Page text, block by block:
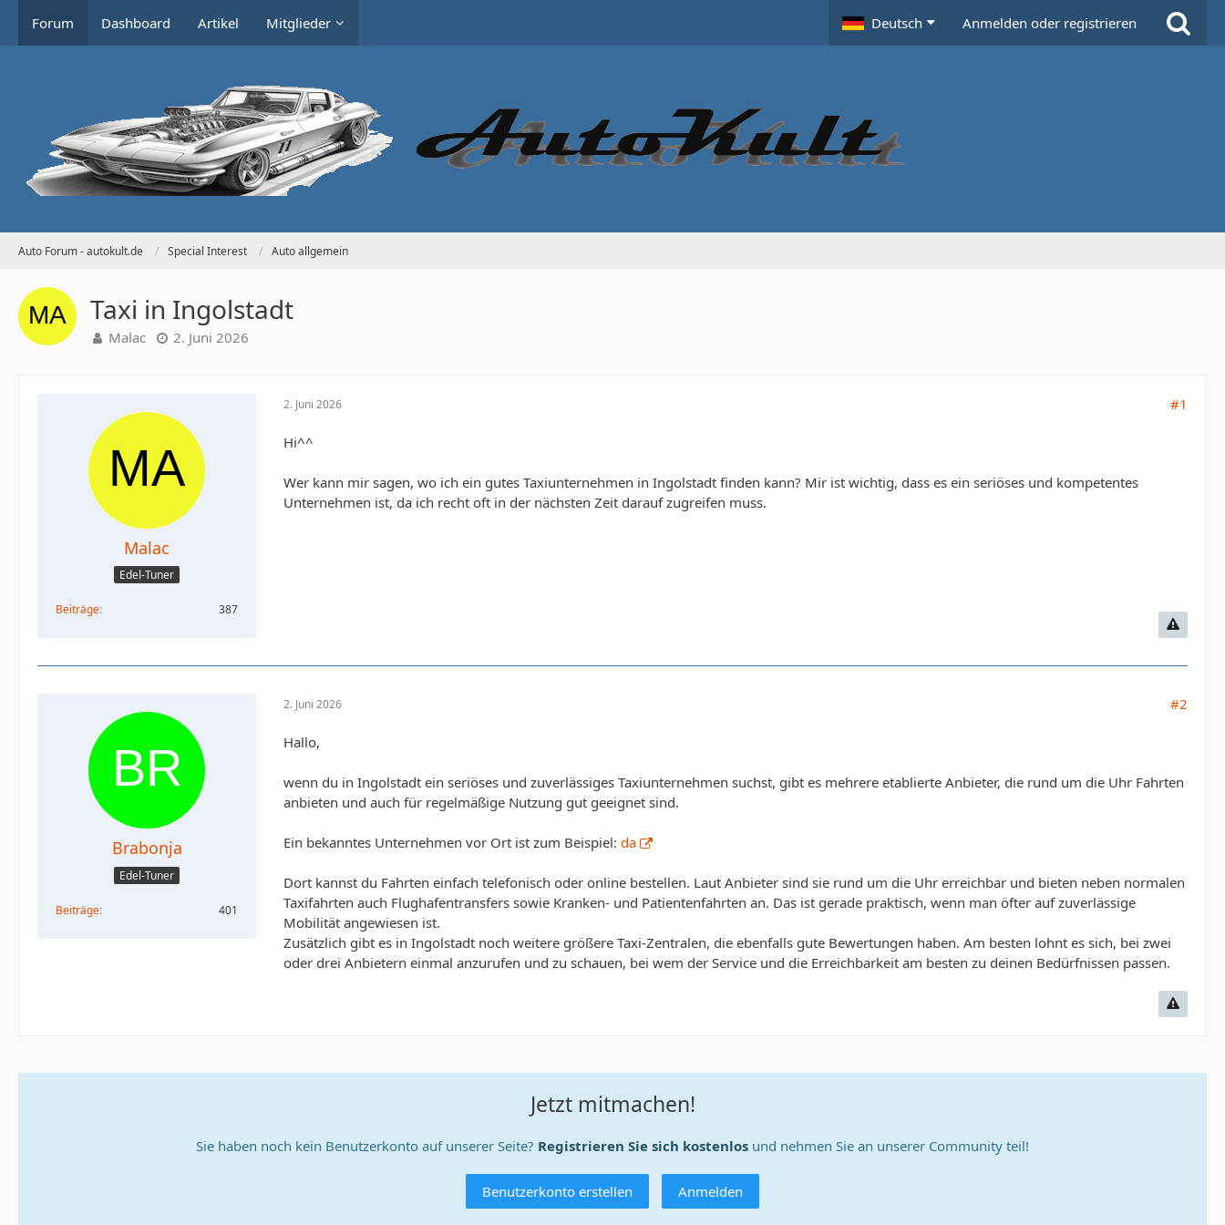
Forum Dashboard Artikel Mitglieder Deutsch Anmelden oder registrieren
Auto Forum - autokult.de Special Interest Auto allgemein
Taxi in Ingolstadt
Malac 2. Juni 2026
Malac
Edel-Tuner
Beiträge 387
2. Juni 2026 #1
Hi^^
Wer kann mir sagen, wo ich ein gutes Taxiunternehmen in Ingolstadt finden kann? Mir ist wichtig, dass es ein seriöses und kompetentes
Unternehmen ist, da ich recht oft in der nächsten Zeit darauf zugreifen muss.
Brabonja
Edel-Tuner
Beiträge 401
2. Juni 2026 #2
Hallo,
wenn du in Ingolstadt ein seriöses und zuverlässiges Taxiunternehmen suchst, gibt es mehrere etablierte Anbieter, die rund um die Uhr Fahrten
anbieten und auch für regelmäßige Nutzung gut geeignet sind.
Ein bekanntes Unternehmen vor Ort ist zum Beispiel: da
Dort kannst du Fahrten einfach telefonisch oder online bestellen. Laut Anbieter sind sie rund um die Uhr erreichbar und bieten neben normalen
Taxifahrten auch Flughafentransfers sowie Kranken- und Patientenfahrten an. Das ist gerade praktisch, wenn man öfter auf zuverlässige
Mobilität angewiesen ist.
Zusätzlich gibt es in Ingolstadt noch weitere größere Taxi-Zentralen, die ebenfalls gute Bewertungen haben. Am besten lohnt es sich, bei zwei
oder drei Anbietern einmal anzurufen und zu schauen, bei wem der Service und die Erreichbarkeit am besten zu deinen Bedürfnissen passen.
Jetzt mitmachen!
Sie haben noch kein Benutzerkonto auf unserer Seite? Registrieren Sie sich kostenlos und nehmen Sie an unserer Community teil!
Benutzerkonto erstellen Anmelden